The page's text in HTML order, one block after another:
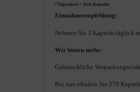
*Tagesdosis = Drei Kapseln
Einnahmeempfehlung:
Nehmen Sie 3 Kapseln täglich
Wir bieten mehr:
Gebräuchliche
Bei uns erhalten Sie 270